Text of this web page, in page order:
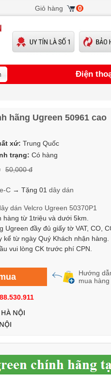
Điện
hãng Ugreen 50961 cao
xứ: Trung Quốc
trạng: Có hàng
50,000 đ
C → Tặng 01 dây dán
dán Velcro Ugreen 50370P1
từ 1triệu và dưới 5km.
đầy đủ giấy tờ VAT, CO,
kể từ ngày Quý Khách nhận hàng.
vui lòng CK trước phí CPN.
Hướng
mua hàng
NỘI
0
Giỏ hàng